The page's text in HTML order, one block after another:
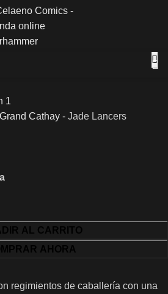
Grand Cathay - Jade Lancers
AL CARRITO
AHORA
regimientos de caballería con una